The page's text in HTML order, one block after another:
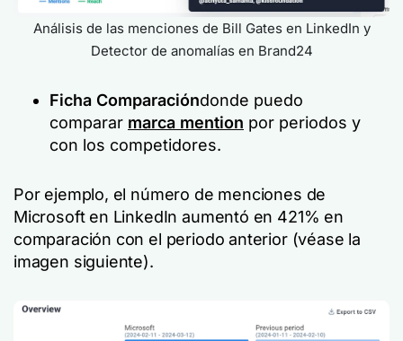
Análisis de las menciones de Bill Gates en LinkedIn y
Detector de anomalías en Brand24
Ficha Comparacióndonde puedo
comparar marca mention por periodos y
con los competidores.
Por ejemplo, el número de menciones de
Microsoft en LinkedIn aumentó en 421% en
comparación con el periodo anterior (véase la
imagen siguiente).